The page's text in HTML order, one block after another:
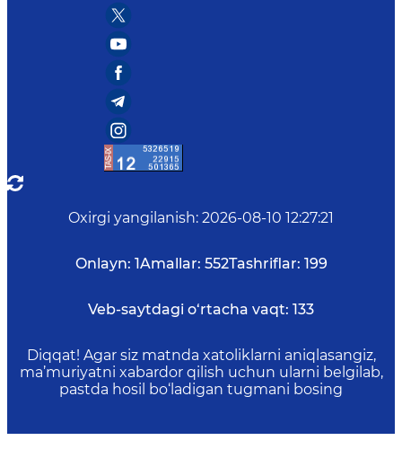
Oxirgi yangilanish: 2026-08-10 12:27:21
Onlayn: 1Amallar: 552Tashriflar: 199
Veb-saytdagi o‘rtacha vaqt: 133
Diqqat! Agar siz matnda xatoliklarni aniqlasangiz,
ma’muriyatni xabardor qilish uchun ularni belgilab,
pastda hosil bo‘ladigan tugmani bosing